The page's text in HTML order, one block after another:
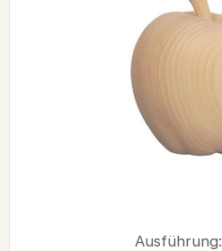
Ausführung: